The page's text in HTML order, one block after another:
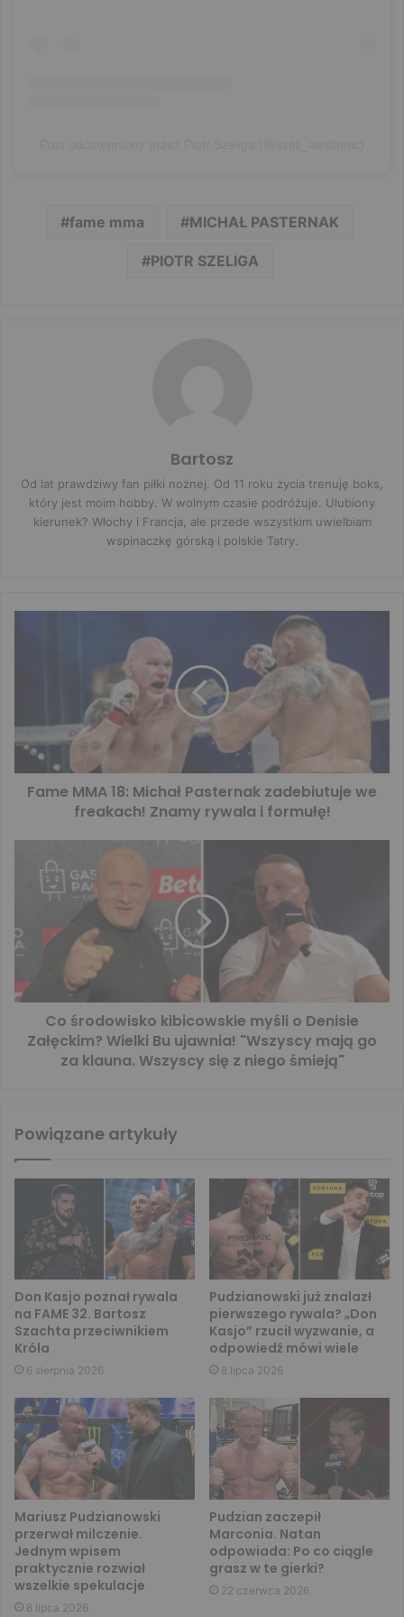
fame mma MICHAŁ PASTERNAK
PIOTR SZELIGA
Bartosz
Od lat prawdziwy fan piłki nożnej. Od 11 roku życia trenuję boks,
który jest moim hobby. W wolnym czasie podróżuje. Ulubiony
kierunek? Włochy i Francja, ale przede wszystkim uwielbiam
wspinaczkę górską i polskie Tatry.
Fame MMA 18: Michał Pasternak zadebiutuje we
freakach! Znamy rywala i formułę!
Co środowisko kibicowskie myśli o Denisie
Załęckim? Wielki Bu ujawnia! "Wszyscy mają go
za klauna. Wszyscy się z niego śmieją"
Powiązane artykuły
Don Kasjo poznał rywala
na FAME 32. Bartosz
Szachta przeciwnikiem
Króla
6 sierpnia 2026
Pudzianowski już znalazł
pierwszego rywala? „Don
Kasjo” rzucił wyzwanie, a
odpowiedź mówi wiele
8 lipca 2026
Mariusz Pudzianowski
przerwał milczenie.
Jednym wpisem
praktycznie rozwiał
wszelkie spekulacje
8 lipca 2026
Pudzian zaczepił
Marconia. Natan
odpowiada: Po co ciągle
grasz w te gierki?
22 czerwca 2026